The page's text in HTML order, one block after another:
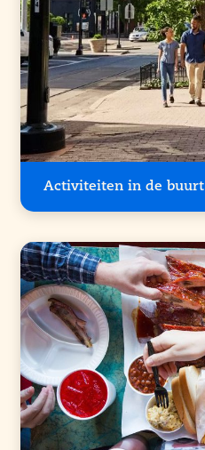
Activiteiten in de buurt